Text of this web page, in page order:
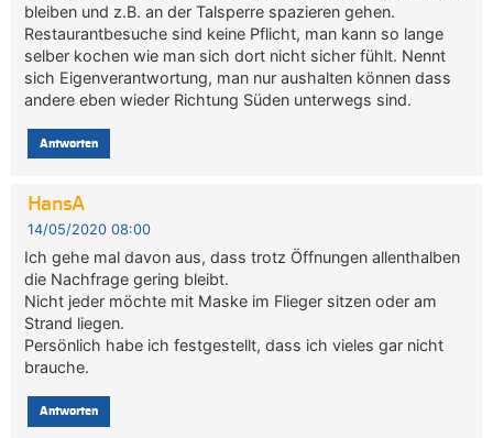
bleiben und z.B. an der Talsperre spazieren gehen.
Restaurantbesuche sind keine Pflicht, man kann so lange
selber kochen wie man sich dort nicht sicher fühlt. Nennt
sich Eigenverantwortung, man nur aushalten können dass
andere eben wieder Richtung Süden unterwegs sind.
Antworten
HansA
14/05/2020 08:00
Ich gehe mal davon aus, dass trotz Öffnungen allenthalben
die Nachfrage gering bleibt.
Nicht jeder möchte mit Maske im Flieger sitzen oder am
Strand liegen.
Persönlich habe ich festgestellt, dass ich vieles gar nicht
brauche.
Antworten